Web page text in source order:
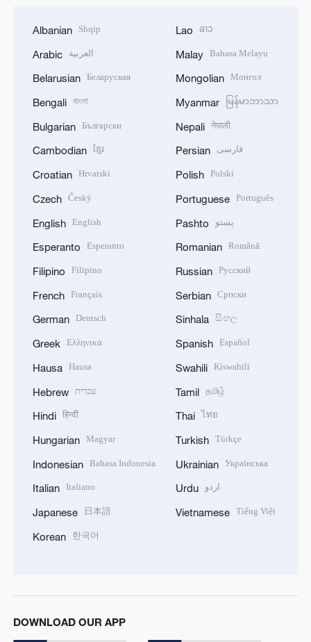
Albanian Shqip
Arabic العربية
Belarusian Беларуская
Bengali বাংলা
Bulgarian Български
Cambodian ខ្មែរ
Croatian Hrvatski
Czech Český
English English
Esperanto Esperanto
Filipino Filipino
French Français
German Deutsch
Greek Ελληνικά
Hausa Hausa
Hebrew עברית
Hindi हिन्दी
Hungarian Magyar
Indonesian Bahasa Indonesia
Italian Italiano
Japanese 日本語
Korean 한국어
Lao ລາວ
Malay Bahasa Melayu
Mongolian Монгол
Myanmar မြန်မာဘာသာ
Nepali नेपाली
Persian فارسی
Polish Polski
Portuguese Português
Pashto پښتو
Romanian Română
Russian Русский
Serbian Српски
Sinhala සිංහල
Spanish Español
Swahili Kiswahili
Tamil தமிழ்
Thai ไทย
Turkish Türkçe
Ukrainian Українська
Urdu اردو
Vietnamese Tiếng Việt
DOWNLOAD OUR APP